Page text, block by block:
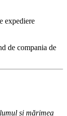
expediere
de compania de
și mărimea